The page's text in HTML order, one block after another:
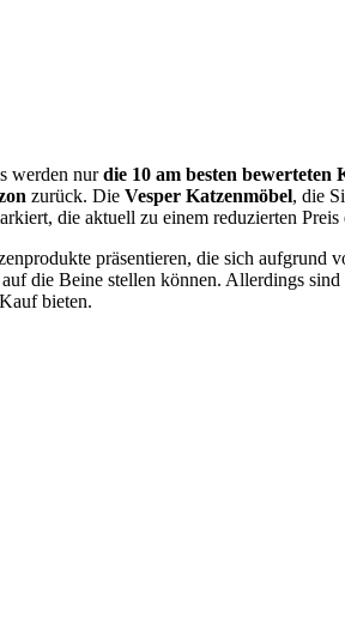
werden nurdie 10 am besten bewerteten
zurück. Die Vesper Katzenmöbel, die
die aktuell zu einem reduzierten
präsentieren, die sich aufgrund
die Beine stellen können. Allerdings
bieten.